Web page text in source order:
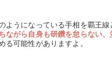
ようになっている手相を覇王線
ながら自身も研鑽を怠らない、
可能性がありますよ。